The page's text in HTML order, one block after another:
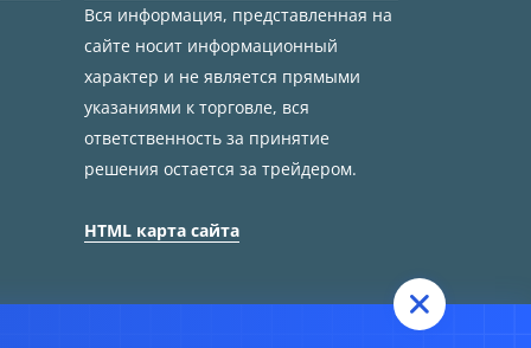
Вся информация, представленная на
сайте носит информационный
характер и не является прямыми
указаниями к торговле, вся
ответственность за принятие
решения остается за трейдером.
HTML карта сайта